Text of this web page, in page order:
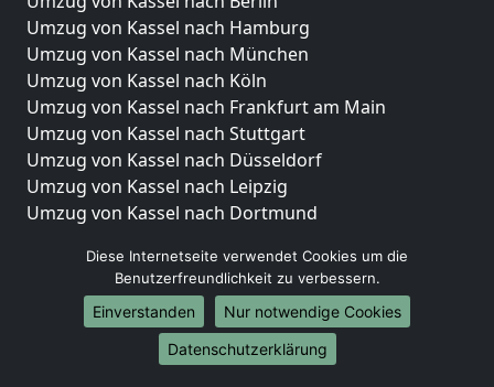
Umzug von Kassel nach Hamburg
Umzug von Kassel nach München
Umzug von Kassel nach Köln
Umzug von Kassel nach Frankfurt am Main
Umzug von Kassel nach Stuttgart
Umzug von Kassel nach Düsseldorf
Umzug von Kassel nach Leipzig
Umzug von Kassel nach Dortmund
Umzug von Kassel nach Bremen
Umzug von Kassel nach Dresden
Umzug von Kassel nach Hannover
Umzug von Kassel nach Nürnberg
Umzug von Kassel nach Duisburg
Diese Internetseite verwendet Cookies um die
Benutzerfreundlichkeit zu verbessern.
Einverstanden
Nur notwendige Cookies
Datenschutzerklärung